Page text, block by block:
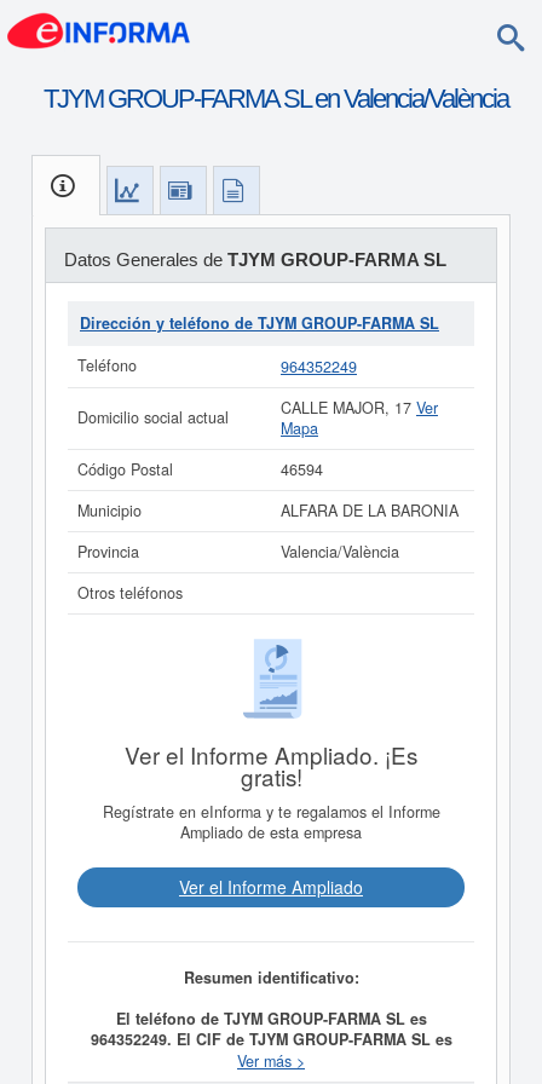
TJYM GROUP-FARMA SL en Valencia/València
Datos Generales de TJYM GROUP-FARMA SL
Dirección y teléfono de TJYM GROUP-FARMA SL
Teléfono
964352249
Domicilio social actual CALLE MAJOR, 17 Ver
Mapa
Código Postal
46594
Municipio
ALFARA DE LA BARONIA
Provincia
Valencia/València
Otros teléfonos
Ver el Informe Ampliado. ¡Es
gratis!
Regístrate en eInforma y te regalamos el Informe
Ampliado de esta empresa
Ver el Informe Ampliado
Resumen identificativo:
El teléfono de TJYM GROUP-FARMA SL es
964352249. El CIF de TJYM GROUP-FARMA SL es
La empresaTJYM GROUP-FARMA SL
Ver más >